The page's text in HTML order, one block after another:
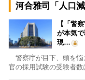
河合雅司「人口
【「警
が本気
現…
警察庁が目下、頭を悩
官の採用試験の受験者